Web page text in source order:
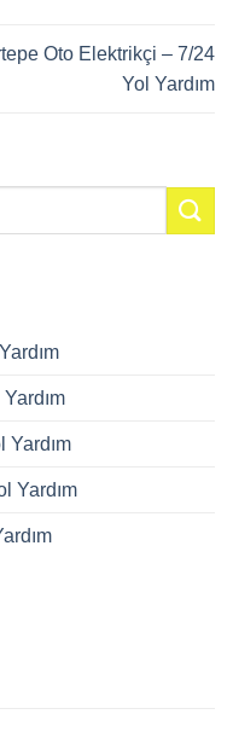
Oto Elektrikçi – 7/24
Yol Yardım
Yardım
Yardım